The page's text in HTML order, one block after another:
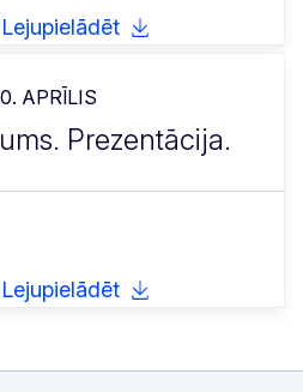
Lejupielādēt
APRĪLIS
Prezentācija.
Lejupielādēt